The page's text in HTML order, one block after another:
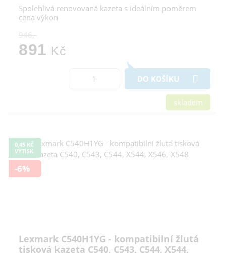
Spolehlivá renovovaná kazeta s ideálním poměrem
cena výkon
946,-
891 Kč
DO KOŠÍKU
skladem
0,45 KČ
VÝTISK
-6%
Lexmark C540H1YG - kompatibilní žlutá
tisková kazeta C540, C543, C544, X544,